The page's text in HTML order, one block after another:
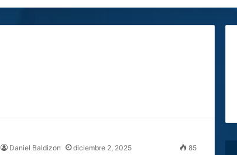
Daniel Baldizon diciembre 2, 2025 85